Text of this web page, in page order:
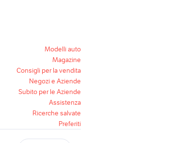
Modelli auto
Magazine
Consigli per la vendita
Negozi e Aziende
Subito per le Aziende
Assistenza
Ricerche salvate
Preferiti